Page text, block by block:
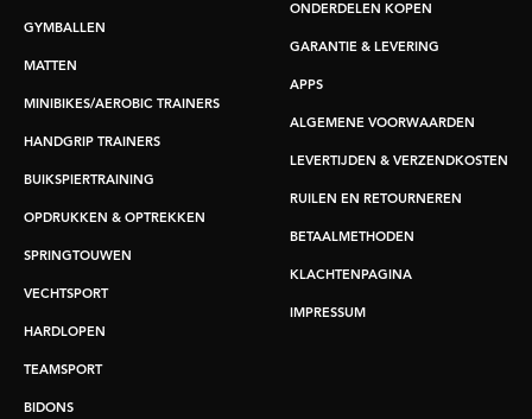
GYMBALLEN
MATTEN
MINIBIKES/AEROBIC TRAINERS
HANDGRIP TRAINERS
BUIKSPIERTRAINING
OPDRUKKEN & OPTREKKEN
SPRINGTOUWEN
VECHTSPORT
HARDLOPEN
TEAMSPORT
BIDONS
ONDERDELEN KOPEN
GARANTIE & LEVERING
APPS
ALGEMENE VOORWAARDEN
LEVERTIJDEN & VERZENDKOSTEN
RUILEN EN RETOURNEREN
BETAALMETHODEN
KLACHTENPAGINA
IMPRESSUM